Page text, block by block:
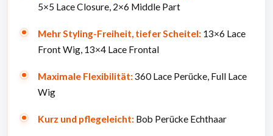
5×5 Lace Closure, 2×6 Middle Part
Mehr Styling-Freiheit, tiefer Scheitel: 13×6 Lace
Front Wig, 13×4 Lace Frontal
Maximale Flexibilität:360 Lace Perücke, Full Lace
Wig
Kurz und pflegeleicht: Bob Perücke Echthaar